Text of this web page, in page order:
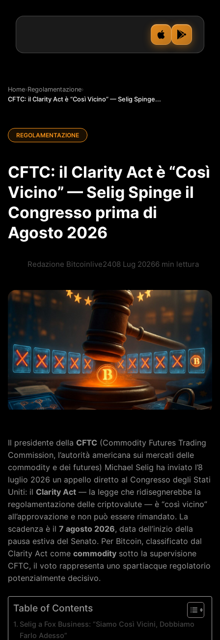
Home›Regolamentazione›
CFTC: il Clarity Act è “Così Vicino” — Selig Spinge...
REGOLAMENTAZIONE
CFTC: il Clarity Act è “Così
Vicino” — Selig Spinge il
Congresso prima di
Agosto 2026
Redazione Bitcoinlive2408 Lug 20266 min lettura
Il presidente della CFTC (Commodity Futures Trading
Commission, l’autorità americana sui mercati delle
commodity e dei futures) Michael Selig ha inviato l’8
luglio 2026 un appello diretto al Congresso degli Stati
Uniti: il Clarity Act — la legge che ridisegnerebbe la
regolamentazione delle criptovalute — è “così vicino”
all’approvazione e non può essere rimandato. La
scadenza è il 7 agosto 2026, data dell’inizio della
pausa estiva del Senato. Per Bitcoin, classificato dal
Clarity Act come commodity sotto la supervisione
CFTC, il voto rappresenta uno spartiacque regolatorio
potenzialmente decisivo.
Table of Contents
Selig a Fox Business: “Siamo Così Vicini, Dobbiamo
Farlo Adesso”